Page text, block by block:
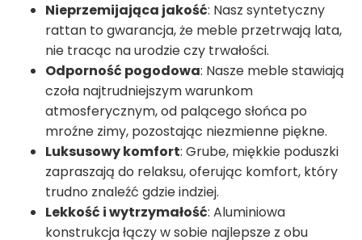
Nieprzemijająca jakość: Nasz syntetyczny
rattan to gwarancja, że meble przetrwają lata,
nie tracąc na urodzie czy trwałości.
Odporność pogodowa: Nasze meble stawiają
czoła najtrudniejszym warunkom
atmosferycznym, od palącego słońca po
mroźne zimy, pozostając niezmienne piękne.
Luksusowy komfort: Grube, miękkie poduszki
zapraszają do relaksu, oferując komfort, który
trudno znaleźć gdzie indziej.
Lekkość i wytrzymałość: Aluminiowa
konstrukcja łączy w sobie najlepsze z obu